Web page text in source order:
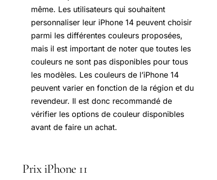
même. Les utilisateurs qui souhaitent
personnaliser leur iPhone 14 peuvent choisir
parmi les différentes couleurs proposées,
mais il est important de noter que toutes les
couleurs ne sont pas disponibles pour tous
les modèles. Les couleurs de l’iPhone 14
peuvent varier en fonction de la région et du
revendeur. Il est donc recommandé de
vérifier les options de couleur disponibles
avant de faire un achat.
Prix iPhone 11